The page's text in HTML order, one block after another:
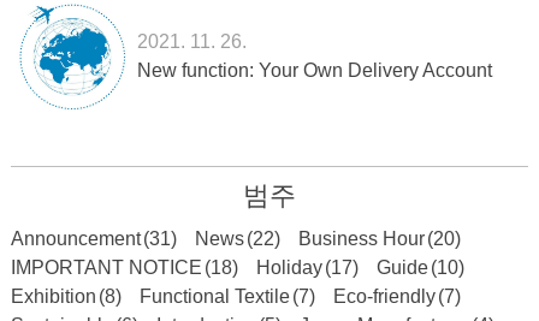
2021. 11. 26.
New function: Your Own Delivery Account
범주
Announcement(31) News(22) Business Hour(20)
IMPORTANT NOTICE (18) Holiday(17) Guide(10)
Exhibition (8) Functional Textile(7) Eco-friendly(7)